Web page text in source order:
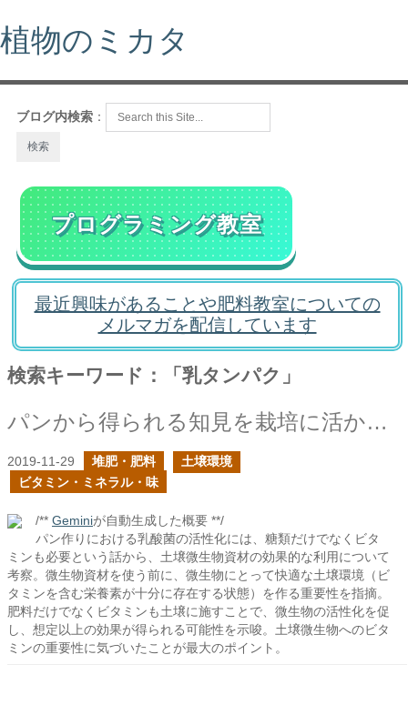
植物のミカタ
ブログ内検索 ：
プログラミング教室
最近興味があることや肥料教室についての
メルマガを配信しています
検索キーワード：「乳タンパク」
パンから得られる知見を栽培に活かせるか？
2019-11-29 堆肥・肥料
土壌環境
ビタミン・ミネラル・味
/** Geminiが自動生成した概要 **/
パン作りにおける乳酸菌の活性化には、糖類だけでなくビタ
ミンも必要という話から、土壌微生物資材の効果的な利用について
考察。微生物資材を使う前に、微生物にとって快適な土壌環境（ビ
タミンを含む栄養素が十分に存在する状態）を作る重要性を指摘。
肥料だけでなくビタミンも土壌に施すことで、微生物の活性化を促
し、想定以上の効果が得られる可能性を示唆。土壌微生物へのビタ
ミンの重要性に気づいたことが最大のポイント。